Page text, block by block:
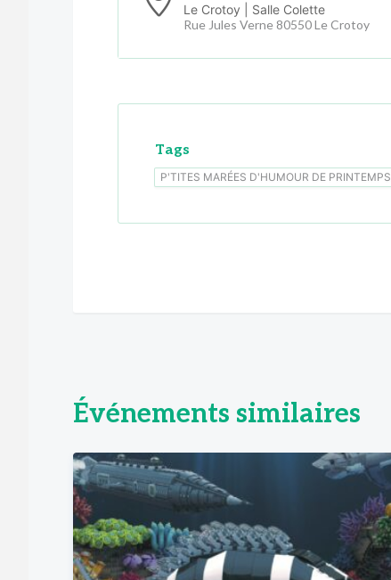
Le Crotoy | Salle Colette
Rue Jules Verne 80550 Le Crotoy
Tags
P'TITES MARÉES D'HUMOUR DE PRINTEMPS
Événements similaires